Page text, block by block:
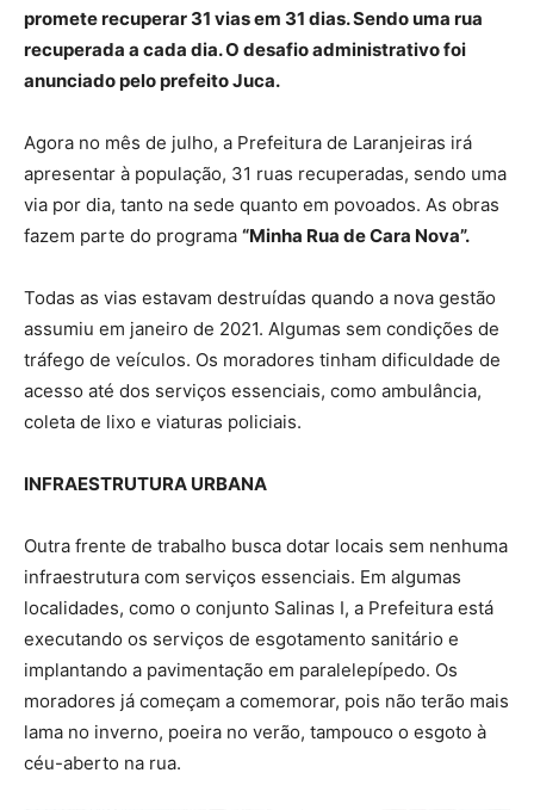
promete recuperar 31 vias em 31 dias. Sendo uma rua
recuperada a cada dia. O desafio administrativo foi
anunciado pelo prefeito Juca.
Agora no mês de julho, a Prefeitura de Laranjeiras irá
apresentar à população, 31 ruas recuperadas, sendo uma
via por dia, tanto na sede quanto em povoados. As obras
fazem parte do programa “Minha Rua de Cara Nova”.
Todas as vias estavam destruídas quando a nova gestão
assumiu em janeiro de 2021. Algumas sem condições de
tráfego de veículos. Os moradores tinham dificuldade de
acesso até dos serviços essenciais, como ambulância,
coleta de lixo e viaturas policiais.
INFRAESTRUTURA URBANA
Outra frente de trabalho busca dotar locais sem nenhuma
infraestrutura com serviços essenciais. Em algumas
localidades, como o conjunto Salinas I, a Prefeitura está
executando os serviços de esgotamento sanitário e
implantando a pavimentação em paralelepípedo. Os
moradores já começam a comemorar, pois não terão mais
lama no inverno, poeira no verão, tampouco o esgoto à
céu-aberto na rua.